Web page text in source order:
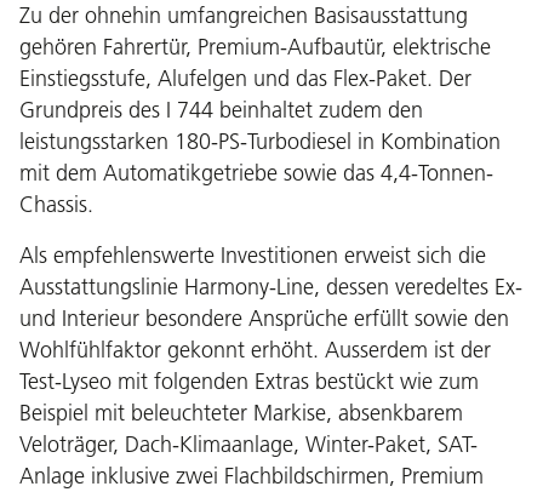
Zu der ohnehin umfangreichen Basisausstattung
gehören Fahrertür, Premium-Aufbautür, elektrische
Einstiegsstufe, Alufelgen und das Flex-Paket. Der
Grundpreis des I 744 beinhaltet zudem den
leistungsstarken 180-PS-Turbodiesel in Kombination
mit dem Automatikgetriebe sowie das 4,4-Tonnen-
Chassis.
Als empfehlenswerte Investitionen erweist sich die
Ausstattungslinie Harmony-Line, dessen veredeltes Ex-
und Interieur besondere Ansprüche erfüllt sowie den
Wohlfühlfaktor gekonnt erhöht. Ausserdem ist der
Test-Lyseo mit folgenden Extras bestückt wie zum
Beispiel mit beleuchteter Markise, absenkbarem
Veloträger, Dach-Klimaanlage, Winter-Paket, SAT-
Anlage inklusive zwei Flachbildschirmen, Premium